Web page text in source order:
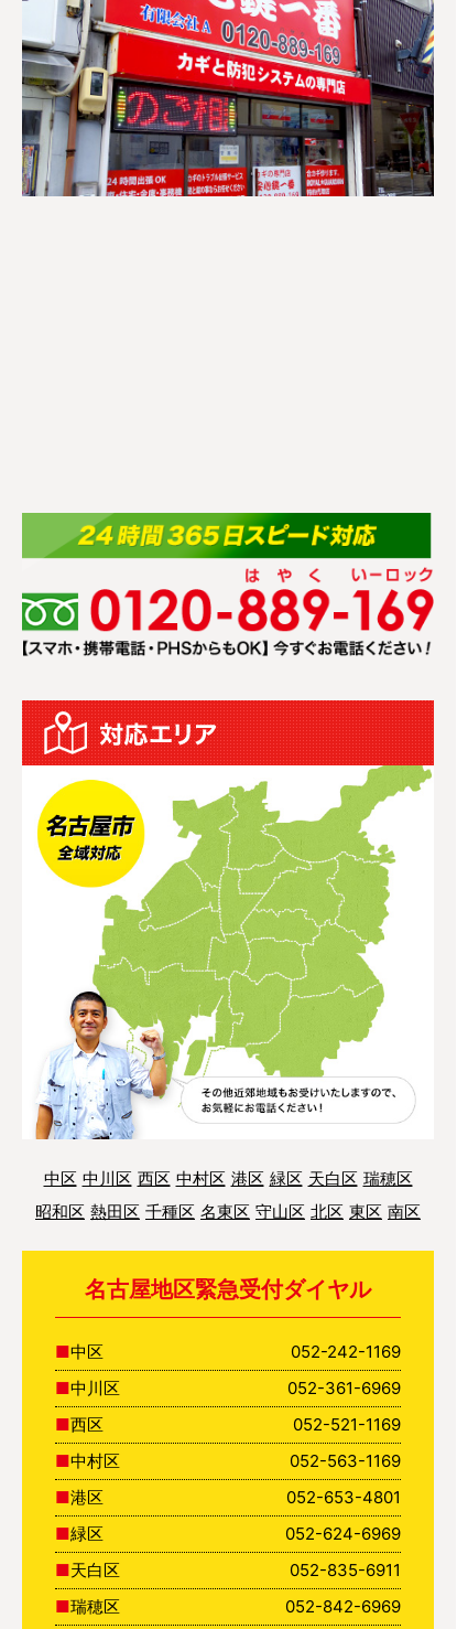
中区 中川区 西区 中村区 港区 緑区 天白区 瑞穂区
昭和区 熱田区 千種区 名東区 守山区 北区 東区 南区
名古屋地区緊急受付ダイヤル
中区
052-242-1169
中川区
052-361-6969
西区
052-521-1169
中村区
052-563-1169
港区
052-653-4801
緑区
052-624-6969
天白区
052-835-6911
瑞穂区
052-842-6969